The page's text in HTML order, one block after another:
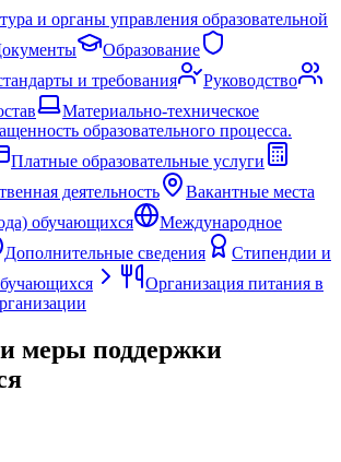
и органы управления образовательной
Образование
и требования
Руководство
Материально-техническое
образовательного процесса.
Платные образовательные услуги
деятельность
Вакантные места
обучающихся
Международное
Дополнительные сведения
Стипендии и
Организация питания в
меры поддержки